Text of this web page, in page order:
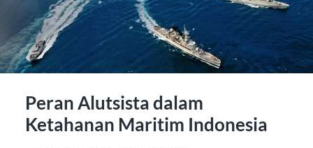
Peran Alutsista dalam
Ketahanan Maritim Indonesia